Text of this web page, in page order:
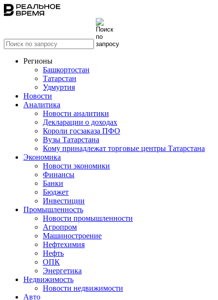
Регионы
Башкортостан
Татарстан
Удмуртия
Новости
Аналитика
Новости аналитики
Декларации о доходах
Короли госзаказа ПФО
Вузы Татарстана
Кому принадлежат торговые центры Татарстана
Экономика
Новости экономики
Финансы
Банки
Бюджет
Инвестиции
Промышленность
Новости промышленности
Агропром
Машиностроение
Нефтехимия
Нефть
ОПК
Энергетика
Недвижимость
Новости недвижимости
Авто